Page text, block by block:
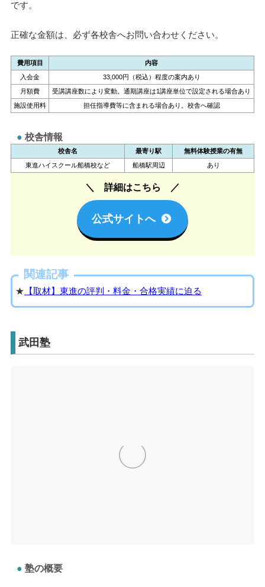
です。
正確な金額は、必ず各校舎へお問い合わせください。
費用項目
内容
入会金
33,000円（税込）程度の案内あり
月額費
受講講座数により変動。通期講座は1講座単位で設定される場合あり
施設使用料
担任指導費等に含まれる場合あり。校舎へ確認
校舎情報
校舎名 最寄り駅
無料体験授業の有無
東進ハイスクール船橋校など
船橋駅周辺 あり
詳細はこちら
公式サイトへ
関連記事
★ 【取材】東進の評判・料金・合格実績に迫る
武田塾
塾の概要